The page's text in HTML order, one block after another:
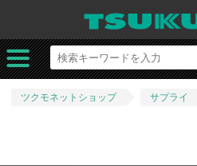
ツクモネットショップ サプライ